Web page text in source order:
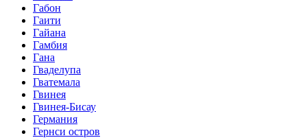
Габон
Гаити
Гайана
Гамбия
Гана
Гваделупа
Гватемала
Гвинея
Гвинея-Бисау
Германия
Гернси остров